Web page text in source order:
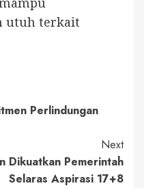
utuh terkait
Perlindungan
Next
Dikuatkan Pemerintah
Selaras Aspirasi 17+8